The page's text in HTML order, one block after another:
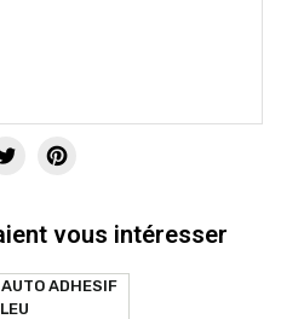
vous intéresser
ADHESIF